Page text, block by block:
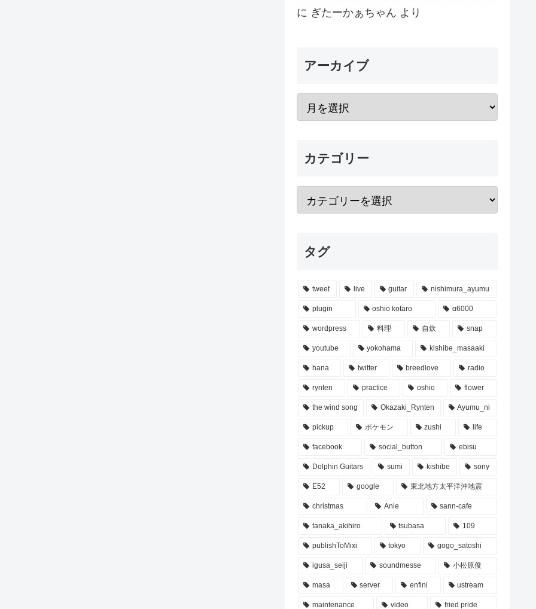
に ぎたーかぁちゃん より
アーカイブ
カテゴリー
タグ
tweet live guitar nishimura_ayumu
plugin oshio kotaro α6000
wordpress 料理 自炊 snap
youtube yokohama kishibe_masaaki
hana twitter breedlove radio
rynten practice oshio flower
the wind song Okazaki_Rynten Ayumu_ni
pickup ポケモン zushi life
facebook social_button ebisu
Dolphin Guitars sumi kishibe sony
E52 google 東北地方太平洋沖地震
christmas Anie sann-cafe
tanaka_akihiro tsubasa 109
publishToMixi tokyo gogo_satoshi
igusa_seiji soundmesse 小松原俊
masa server enfini ustream
maintenance video fried pride